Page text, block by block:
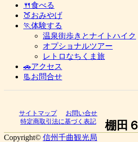
🍴食べる
🍑おみやげ
🏃体験する
温泉街歩きとナイトハイク
オプショナルツアー
レトロなちくま旅
🚗アクセス
📃お問合せ
棚田６
サイトマップ
お問い合せ
特定商取引法に基づく表記
Copyright© 信州千曲観光局